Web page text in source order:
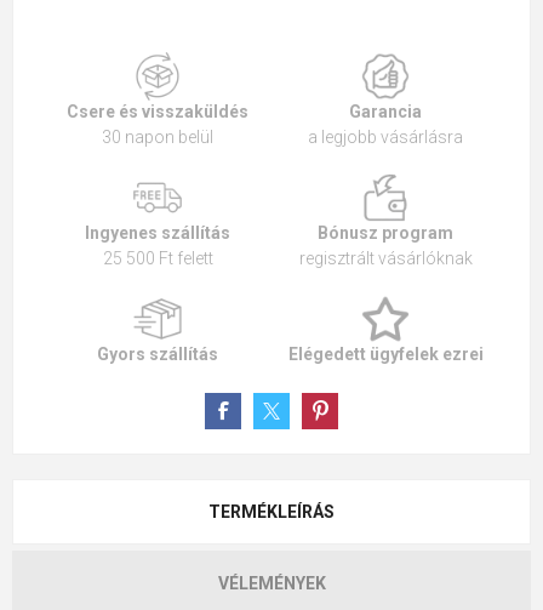
Csere és visszaküldés
30 napon belül
Garancia
a legjobb vásárlásra
Ingyenes szállítás
25 500 Ft felett
Bónusz program
regisztrált vásárlóknak
Gyors szállítás Elégedett ügyfelek ezrei
TERMÉKLEÍRÁS
VÉLEMÉNYEK